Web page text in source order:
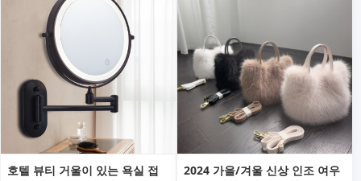
호텔 뷰티 거울이 있는 욕실 접
2024 가을/겨울 신상 인조 여우